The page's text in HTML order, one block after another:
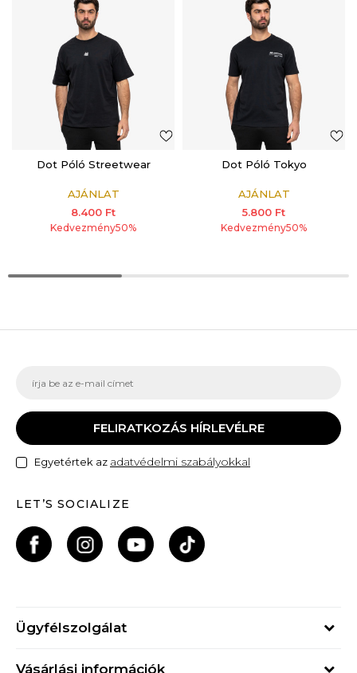
Dot Póló Streetwear
AJÁNLAT
8.400 Ft
Kedvezmény50%
Dot Póló Tokyo
AJÁNLAT
5.800 Ft
Kedvezmény50%
FELIRATKOZÁS HÍRLEVÉLRE
Egyetértek az adatvédelmi szabályokkal
LET’S SOCIALIZE
Ügyfélszolgálat
Vásárlási információk